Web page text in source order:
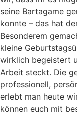
seine Bartagame
konnte – das hat
Besonderem
kleine
wirklich begeistert
Arbeit steckt. Die
professionell,
erlebt man heute
können euch mit